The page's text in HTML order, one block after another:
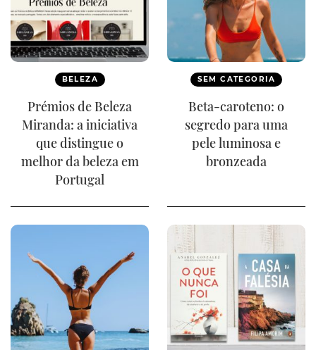
BELEZA
Prémios de Beleza
Miranda: a iniciativa
que distingue o
melhor da beleza em
Portugal
SEM CATEGORIA
Beta-caroteno: o
segredo para uma
pele luminosa e
bronzeada